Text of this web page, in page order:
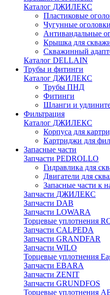
Каталог ДЖИЛЕКС
Пластиковые
Чугунные оголовки
Антивандальные
Крышка для
Скважинный
Каталог DELLAIN
Трубы и фитинги
Каталог ДЖИЛЕКС
Трубы ПНД
Фитинги
Шланги и
Фильтрация
Каталог ДЖИЛЕКС
Корпуса для
Картриджи для
Запасные части
Запчасти PEDROLLO
Гидравлика для
Двигатели для
Запасные части к
Запчасти ДЖИЛЕКС
Запчасти DAB
Запчасти LOWARA
Торцевые уплотнения
Запчасти CALPEDA
Запчасти GRANDFAR
Запчасти WILO
Торцевые уплотнения
Запчасти EBARA
Запчасти ZENIT
Запчасти GRUNDFOS
Торцевые уплотнения